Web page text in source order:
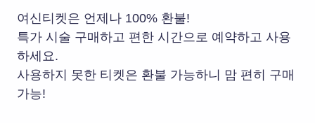
여신티켓은 언제나 100% 환불!
특가 시술 구매하고 편한 시간으로 예약하고 사용
하세요.
사용하지 못한 티켓은 환불 가능하니 맘 편히 구매
가능!